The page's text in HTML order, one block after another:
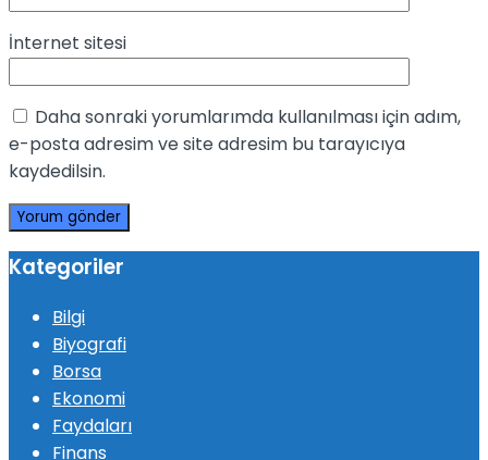
İnternet sitesi
Daha sonraki yorumlarımda kullanılması için adım,
e-posta adresim ve site adresim bu tarayıcıya
kaydedilsin.
Kategoriler
Bilgi
Biyografi
Borsa
Ekonomi
Faydaları
Finans